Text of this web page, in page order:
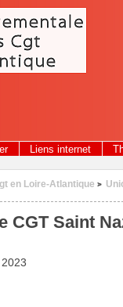
Liens internet
en Loire-Atlantique >
CGT Saint